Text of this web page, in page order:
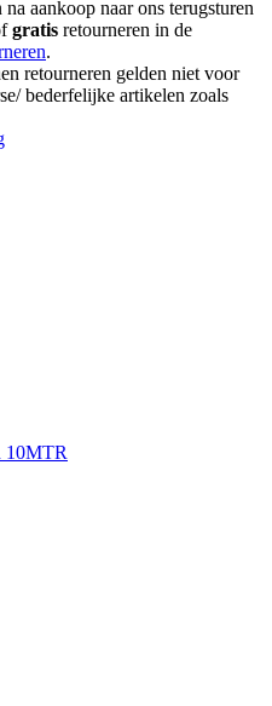
aankoop naar ons terugsturen
gratis retourneren in de
.
retourneren gelden niet voor
bederfelijke artikelen zoals